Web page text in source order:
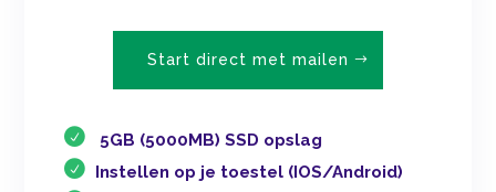
Start direct met mailen
5GB (5000MB) SSD opslag
Instellen op je toestel (IOS/Android)